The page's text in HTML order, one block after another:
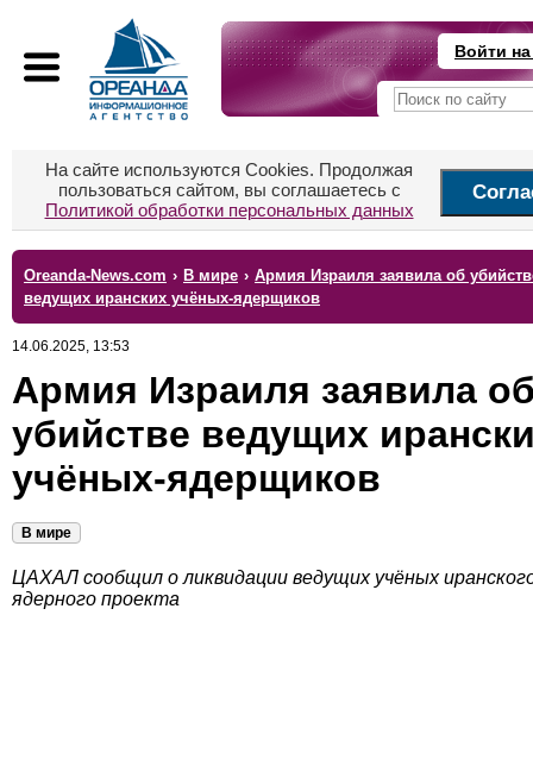
Войти
На сайте используются Cookies. Продолжая
пользоваться сайтом, вы соглашаетесь с
Политикой обработки персональных данных
Oreanda-News.com › В мире › Армия Израиля заявила об
ведущих иранских учёных-ядерщиков
14.06.2025, 13:53
Армия Израиля заявила
убийстве ведущих
учёных-ядерщиков
В мире
ЦАХАЛ сообщил о ликвидации ведущих учёных
ядерного проекта